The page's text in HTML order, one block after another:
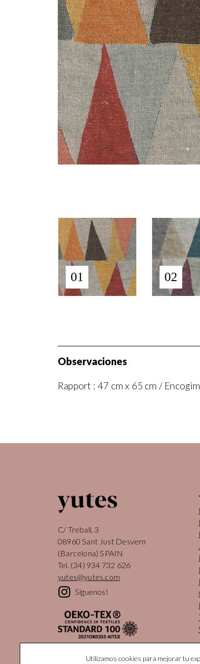
01 02
Observaciones
Rapport : 47 cm x 65 cm /
C/ Treball, 3
08960 Sant Just Desvern
(Barcelona) SPAIN
Tel. (34) 934 732 626
yutes@yutes.com
Síguenos!
Utilizamos cookies para mejorar tu